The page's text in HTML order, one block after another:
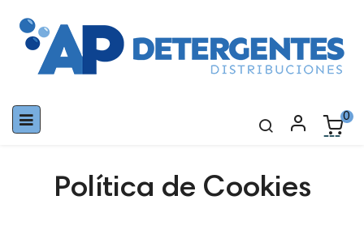
Navegación
de
☰ 0
Política de Cookies